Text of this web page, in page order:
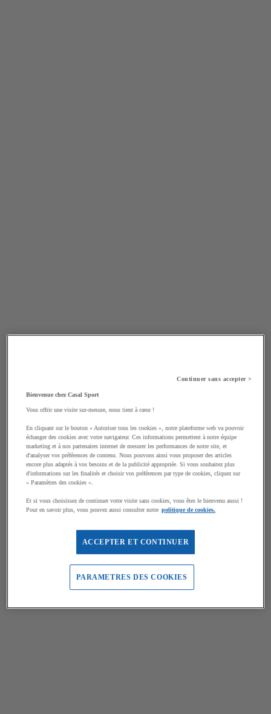
Continuer sans accepter >
Bienvenue chez Casal Sport
Vous offrir une visite sur-mesure, nous tient à cœur !
En cliquant sur le bouton « Autoriser tous les cookies », notre plateforme web va pouvoir
échanger des cookies avec votre navigateur. Ces informations permettent à notre équipe
marketing et à nos partenaires internet de mesurer les performances de notre site, et
d'analyser vos préférences de contenu. Nous pouvons ainsi vous proposer des articles
encore plus adaptés à vos besoins et de la publicité appropriée. Si vous souhaitez plus
d'informations sur les finalités et choisir vos préférences par type de cookies, cliquez sur
« Paramètres des cookies ».
Et si vous choisissez de continuer votre visite sans cookies, vous êtes le bienvenu aussi !
Pour en savoir plus, vous pouvez aussi consulter notre politique de cookies.
ACCEPTER ET CONTINUER
PARAMETRES DES COOKIES